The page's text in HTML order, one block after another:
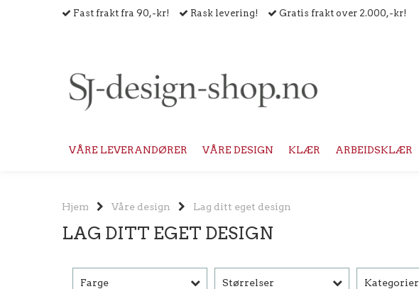
Fast frakt fra 90,-kr! Rask levering! Gratis frakt over 2.000,-kr!
VÅRE LEVERANDØRER VÅRE DESIGN KLÆR ARBEIDSKLÆR
Hjem Våre design Lag ditt eget design
LAG DITT EGET DESIGN
Farge Størrelser Kategorier